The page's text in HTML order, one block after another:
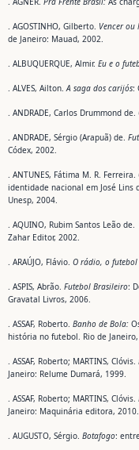
. AGOSTINHO, Gilberto. Vencer ou
de Janeiro: Mauad, 2002.
. ALBUQUERQUE, Almir. Eu e o
. ALVES, Ailton.A saga dos carijós:
. ANDRADE, Carlos Drummond de.
. ANDRADE, Sérgio (Arapuã) de.
Códex, 2002.
. ANTUNES, Fátima M. R. Ferreira.
identidade nacional em José Lins
Unesp, 2004.
. AQUINO, Rubim Santos Leão de.
Zahar Editor, 2002.
. ARAÚJO, Flávio. O rádio, o
. ASPIS, Abrão. Futebol Brasileiro:
Gravatal Livros, 2006.
. ASSAF, Roberto. Banho de Bola:
história no futebol. Rio de
. ASSAF, Roberto; MARTINS, Clóvis.
Janeiro: Relume Dumará, 1999.
. ASSAF, Roberto; MARTINS, Clóvis.
Janeiro: Maquinária editora, 2010.
. AUGUSTO, Sérgio. Botafogo: